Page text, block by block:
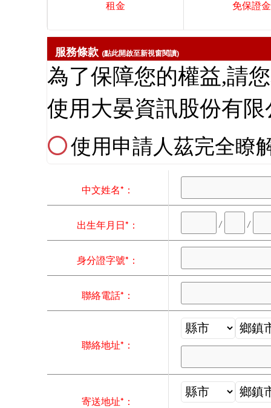
租金 免保證金
服務條款 (點此開啟至新視窗閱讀)
使用申請人茲完全瞭
中文姓名*：
出生年月日*： / /
身分證字號*：
聯絡電話*：
聯絡地址*：
寄送地址*：